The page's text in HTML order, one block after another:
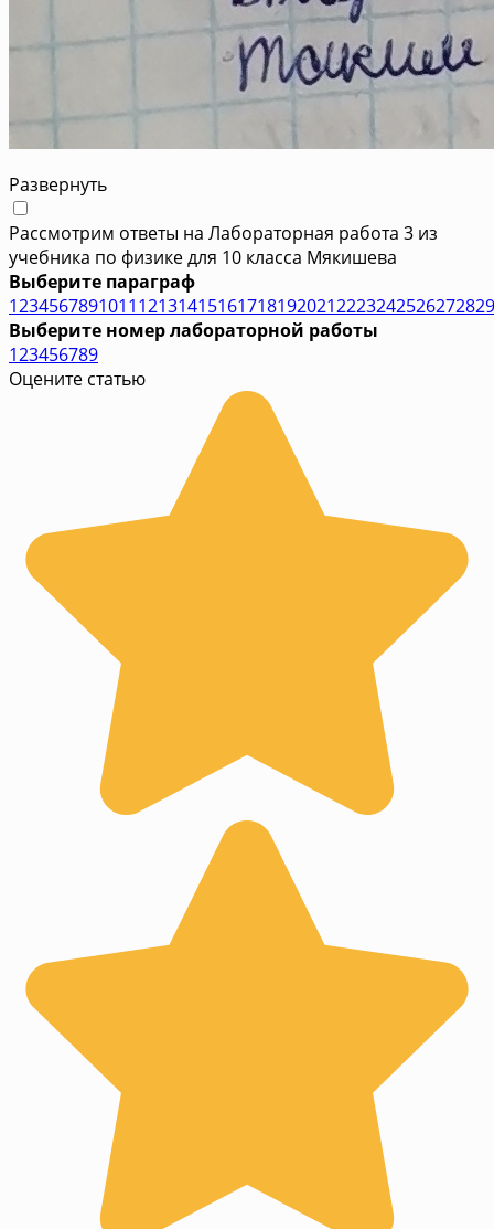
Развернуть
Рассмотрим ответы на Лабораторная работа 3 из
учебника по физике для 10 класса Мякишева
Выберите параграф
1234567891011121314151617181920212223242526272829
Выберите номер лабораторной работы
123456789
Оцените статью